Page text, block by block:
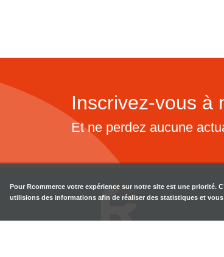
Inscrivez-vous à
Et ne perdez aucune
Pour Rcommerce votre expérience sur notre site est une priorité.
utilisions des informations afin de réaliser des statistiques et